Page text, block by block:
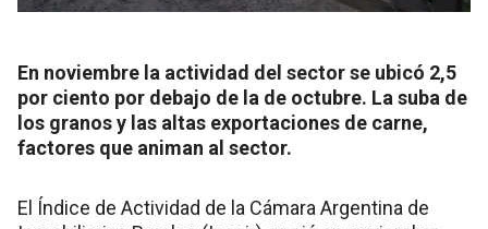
En noviembre la actividad del sector se ubicó 2,5
por ciento por debajo de la de octubre. La suba de
los granos y las altas exportaciones de carne,
factores que animan al sector.
El Índice de Actividad de la Cámara Argentina de